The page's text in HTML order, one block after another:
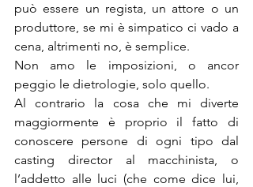
può essere un regista, un attore o un
produttore, se mi è simpatico ci vado a
cena, altrimenti no, è semplice.
Non amo le imposizioni, o ancor
peggio le dietrologie, solo quello.
Al contrario la cosa che mi diverte
maggiormente è proprio il fatto di
conoscere persone di ogni tipo dal
casting director al macchinista, o
l’addetto alle luci (che come dice lui,